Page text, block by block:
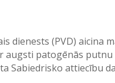
dienests (PVD) aicina
augsti patogēnās
Sabiedrisko attiecību